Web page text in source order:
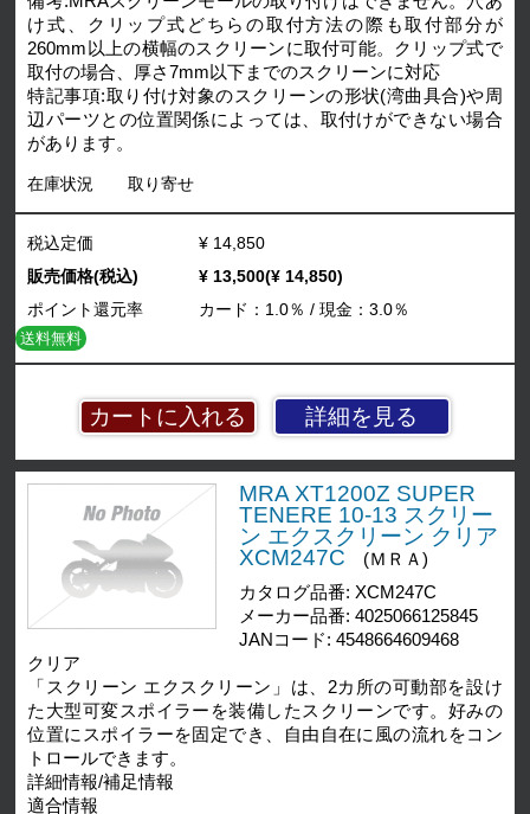
け式、クリップ式どちらの取付方法の際も取付部分が
260mm以上の横幅のスクリーンに取付可能。クリップ式で
取付の場合、厚さ7mm以下までのスクリーンに対応
特記事項:取り付け対象のスクリーンの形状(湾曲具合)や周
辺パーツとの位置関係によっては、取付けができない場合
があります。
在庫状況 取り寄せ
詳細を見る
税込定価
¥ 14,850
販売価格(税込)
¥ 13,500(¥ 14,850)
ポイント還元率
カード：1.0％ / 現金：3.0％
送料無料
MRA XT1200Z SUPER
TENERE 10-13 スクリー
ン エクスクリーン クリア
XCM247C
(ＭＲＡ)
カタログ品番: XCM247C
メーカー品番: 4025066125845
JANコード: 4548664609468
クリア
「スクリーン エクスクリーン」は、2カ所の可動部を設け
た大型可変スポイラーを装備したスクリーンです。好みの
位置にスポイラーを固定でき、自由自在に風の流れをコン
トロールできます。
詳細情報/補足情報
適合情報